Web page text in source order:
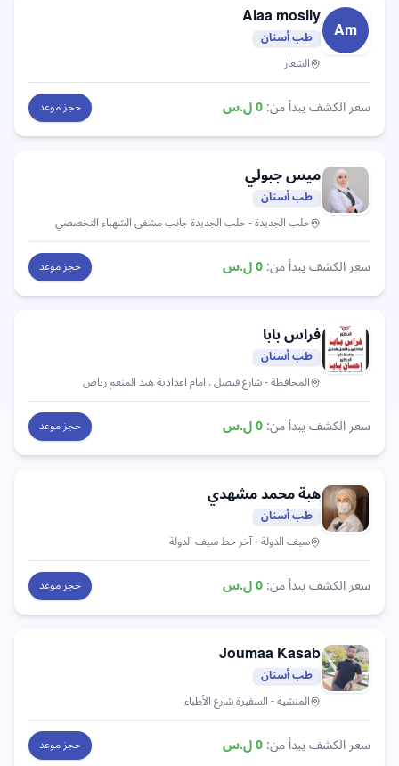
Am
Alaa moslly
طب أسنان
الشعار
سعر الكشف يبدأ من:0ل.س حجز موعد
ميس جبولي
طب أسنان
حلب الجديدة- حلب الجديدة جانب مشفى الشهباء التخصصي
سعر الكشف يبدأ من:0ل.س حجز موعد
فراسبابا
طب أسنان
المحافظة- شارع فيصل . امام اعدادية هبد المنعم رياض
سعر الكشف يبدأ من:0ل.س حجز موعد
هبة محمدمشهدي
طب أسنان
سيف الدولة- آخر خط سيف الدولة
سعر الكشف يبدأ من:0ل.س حجز موعد
JoumaaKasab
طب أسنان
المنشية- السفيرة شارع الأطباء
سعر الكشف يبدأ من:0ل.س حجز موعد